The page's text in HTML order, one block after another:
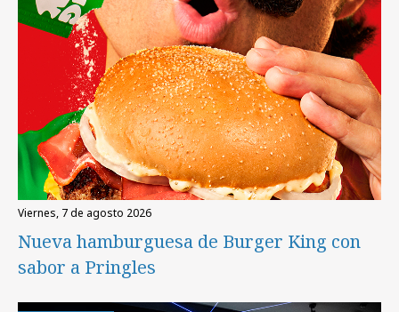
viernes, 7 de agosto 2026
Nueva hamburguesa de Burger King con
sabor a Pringles